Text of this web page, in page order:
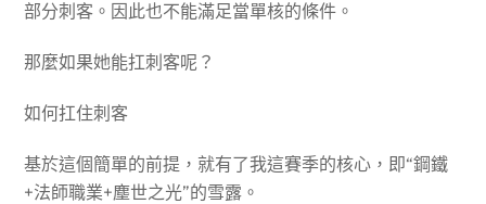
部分刺客。因此也不能滿足當單核的條件。
那麼如果她能扛刺客呢？
如何扛住刺客
基於這個簡單的前提，就有了我這賽季的核心，即“鋼鐵
+法師職業+塵世之光”的雪露。